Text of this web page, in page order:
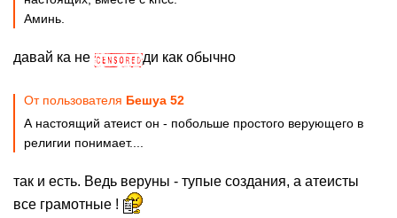
Аминь.
давай ка не ди как обычно
От пользователя Бешуа 52
А настоящий атеист он - побольше простого верующего в
религии понимает....
так и есть. Ведь веруны - тупые создания, а атеисты
все грамотные !